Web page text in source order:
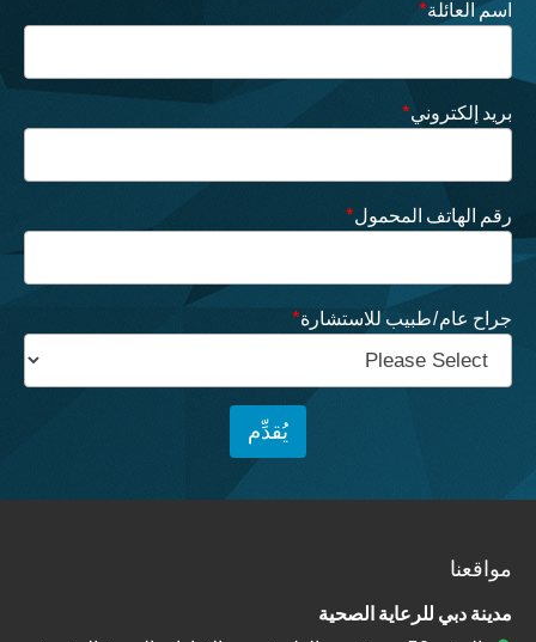
اسم العائلة*
بريد إلكتروني*
رقم الهاتف المحمول*
جراح عام/طبيب للاستشارة*
مواقعنا
مدينة دبي للرعاية الصحية